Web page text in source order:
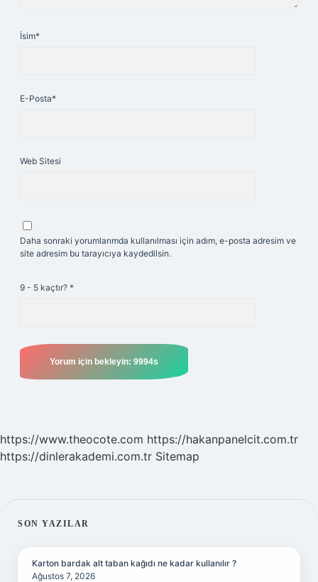
İsim*
E-Posta*
Web Sitesi
Daha sonraki yorumlarımda kullanılması için adım, e-posta adresim ve
site adresim bu tarayıcıya kaydedilsin.
9 - 5 kaçtır? *
https://www.theocote.com https://hakanpanelcit.com.tr
https://dinlerakademi.com.tr Sitemap
SIDEBAR
SON YAZILAR
Karton bardak alt taban kağıdı ne kadar kullanılır ?
Ağustos 7, 2026